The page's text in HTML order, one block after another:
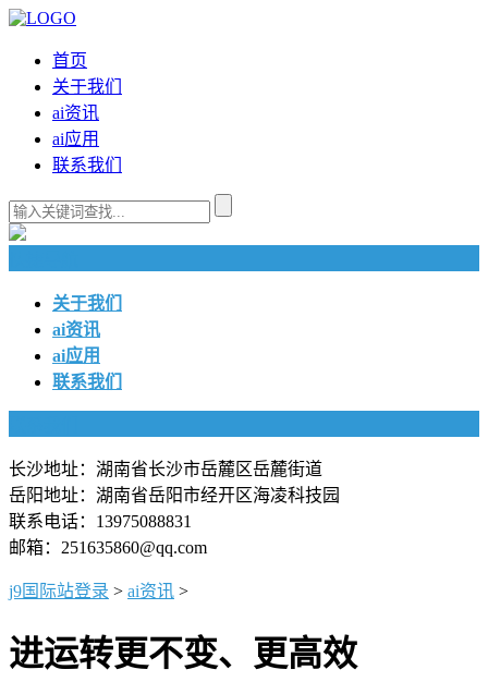
首页
关于我们
ai资讯
ai应用
联系我们
关于我们
ai资讯
ai应用
联系我们
长沙地址：湖南省长沙市岳麓区岳麓街道
岳阳地址：湖南省岳阳市经开区海凌科技园
联系电话：13975088831
邮箱：251635860@qq.com
j9国际站登录 > ai资讯 >
进运转更不变、更高效